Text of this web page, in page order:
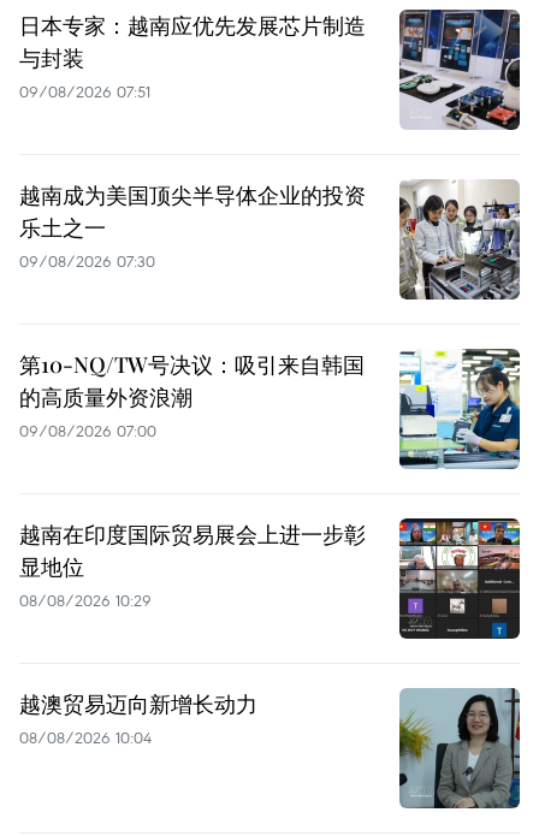
日本专家：越南应优先发展芯片制造
与封装
09/08/2026 07:51
越南成为美国顶尖半导体企业的投资
乐土之一
09/08/2026 07:30
第10-NQ/TW号决议：吸引来自韩国
的高质量外资浪潮
09/08/2026 07:00
越南在印度国际贸易展会上进一步彰
显地位
08/08/2026 10:29
越澳贸易迈向新增长动力
08/08/2026 10:04